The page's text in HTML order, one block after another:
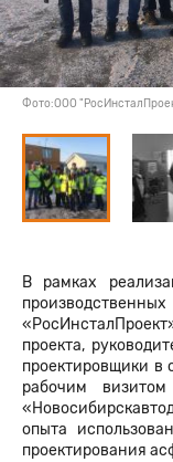
Фото:ООО
В рамках
проекта,
проектировщики в
рабочим
опыта
проектирования